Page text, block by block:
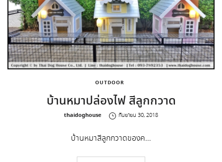
OUTDOOR
บ้านหมาปล่องไฟ สีลูกกวาด
by
thaidoghouse กันยายน 30, 2018
บ้านหมาสีลูกกวาดของค…